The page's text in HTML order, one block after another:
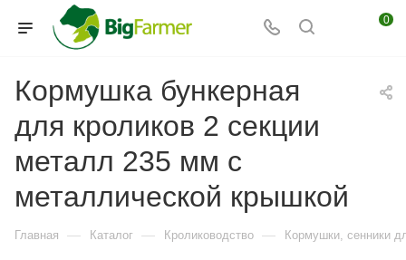
0
Кормушка бункерная
для кроликов 2 секции
металл 235 мм с
металлической крышкой
Главная — Каталог — Кролиководство — Кормушки, сенники